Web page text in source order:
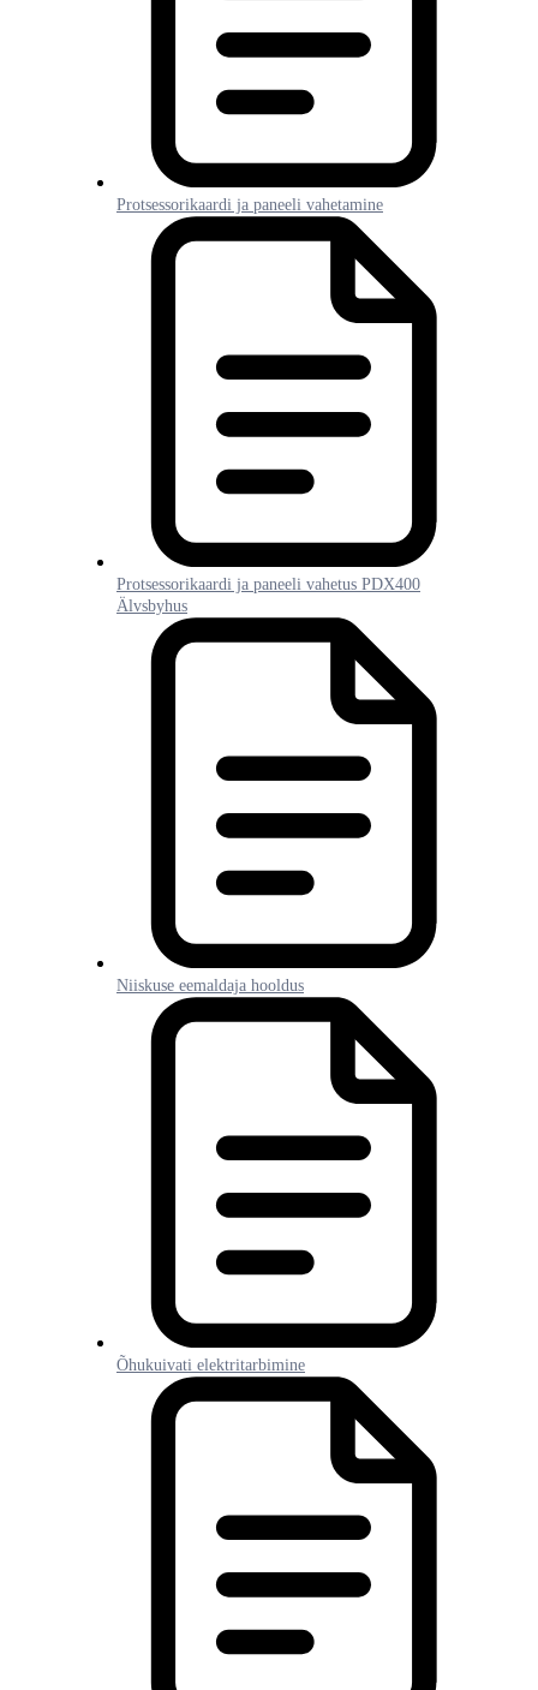
Protsessorikaardi ja paneeli vahetamine
Protsessorikaardi ja paneeli vahetus PDX400
Älvsbyhus
Niiskuse eemaldaja hooldus
Õhukuivati elektritarbimine